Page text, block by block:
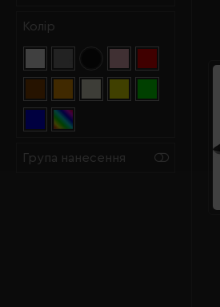
Колір
Група нанесення